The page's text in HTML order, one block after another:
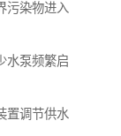
污染物进入
水泵频繁启
置调节供水